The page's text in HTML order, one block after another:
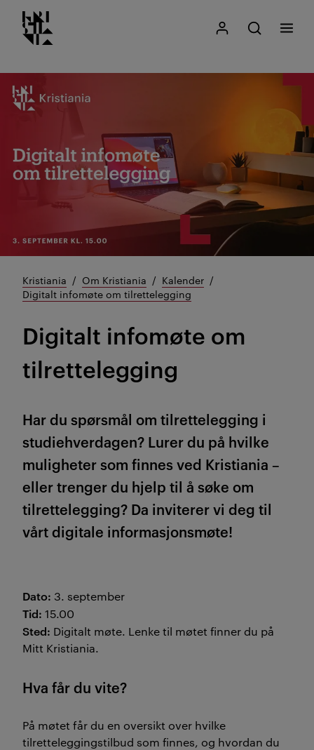
Gå
til
Kristiania logo
Mitt Kristiania
Åpne søk
Søk
Meny
Kristiania Om Kristiania
Kalender
Digitalt infomøte om tilrettelegging
Digitalt infomøte om
tilrettelegging
Har du spørsmål om tilrettelegging i
studiehverdagen? Lurer du på hvilke
muligheter som finnes ved Kristiania –
eller trenger du hjelp til å søke om
tilrettelegging? Da inviterer vi deg til
vårt digitale informasjonsmøte!
Dato: 3. september
Tid: 15.00
Sted: Digitalt møte. Lenke til møtet finner du på
Mitt Kristiania.
Hva får du vite?
På møtet får du en oversikt over hvilke
tilretteleggingstilbud som finnes, og hvordan du